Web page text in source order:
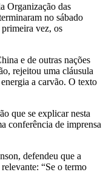
Organização das
no sábado
vez, os
e de outras nações
rejeitou uma cláusula
a carvão. O texto
que se explicar nesta
conferência de imprensa
defendeu que a
“Se o termo